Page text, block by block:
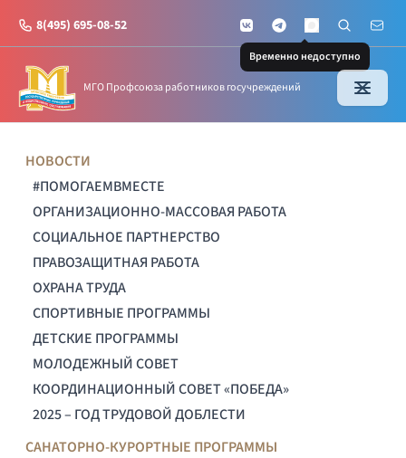
8(495) 695-08-52 VKontakteTelegramMAX
Временно недоступно
Поиск по
Почта
МГО Профсоюза работников госучреждений
НОВОСТИ
#ПОМОГАЕМВМЕСТЕ
ОРГАНИЗАЦИОННО-МАССОВАЯ РАБОТА
СОЦИАЛЬНОЕ ПАРТНЕРСТВО
ПРАВОЗАЩИТНАЯ РАБОТА
ОХРАНА ТРУДА
СПОРТИВНЫЕ ПРОГРАММЫ
ДЕТСКИЕ ПРОГРАММЫ
МОЛОДЕЖНЫЙ СОВЕТ
КООРДИНАЦИОННЫЙ СОВЕТ «ПОБЕДА»
2025 – ГОД ТРУДОВОЙ ДОБЛЕСТИ
САНАТОРНО-КУРОРТНЫЕ ПРОГРАММЫ